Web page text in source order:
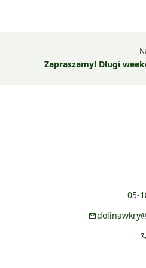
Zapraszamy! Długi
05-
mail